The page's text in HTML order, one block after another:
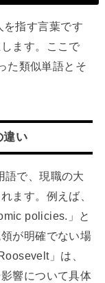
を指す言葉です
ます。ここで
た類似単語とそ
い
語で、現職の大
ます。例えば、
policies.」と
が明確でない場
」は、
響について具体